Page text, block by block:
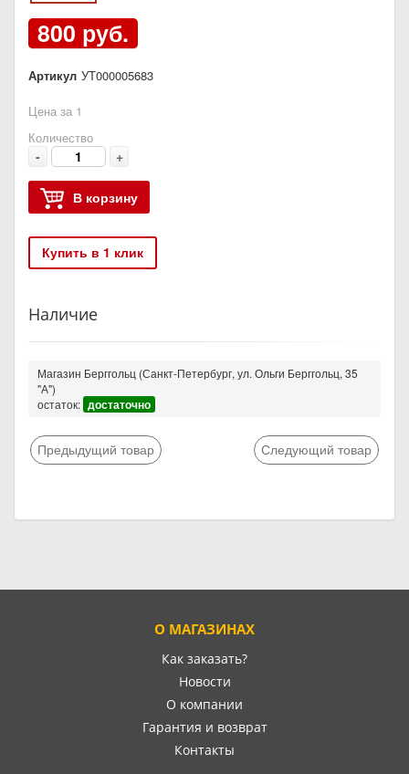
800 руб.
Артикул УТ000005683
Цена за 1
Количество
- +
В корзину
Купить в 1 клик
Наличие
Магазин Берггольц (Санкт-Петербург, ул. Ольги Берггольц, 35
"А")
остаток: достаточно
Предыдущий товар Следующий товар
О МАГАЗИНАХ
Как заказать?
Новости
О компании
Гарантия и возврат
Контакты